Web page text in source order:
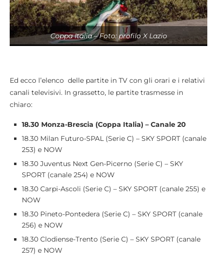
Coppa Italia – Foto: profilo X Lazio
Ed ecco l’elenco delle partite in TV con gli orari e i relativi
canali televisivi. In grassetto, le partite trasmesse in
chiaro:
18.30 Monza-Brescia (Coppa Italia) – Canale 20
18.30 Milan Futuro-SPAL (Serie C) – SKY SPORT (canale
253) e NOW
18.30 Juventus Next Gen-Picerno (Serie C) – SKY
SPORT (canale 254) e NOW
18.30 Carpi-Ascoli (Serie C) – SKY SPORT (canale 255) e
NOW
18.30 Pineto-Pontedera (Serie C) – SKY SPORT (canale
256) e NOW
18.30 Clodiense-Trento (Serie C) – SKY SPORT (canale
257) e NOW